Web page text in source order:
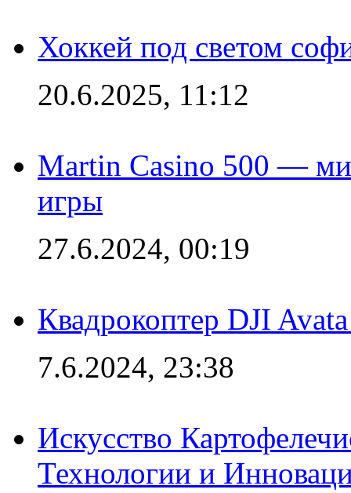
Хоккей под светом
20.6.2025, 11:12
Martin Casino 500 —
игры
27.6.2024, 00:19
Квадрокоптер DJI
7.6.2024, 23:38
Искусство
Технологии и